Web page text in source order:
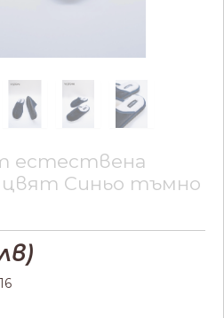
естествена
цвят Синьо тъмно